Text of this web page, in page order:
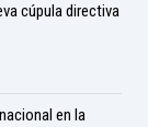
cúpula directiva
en la